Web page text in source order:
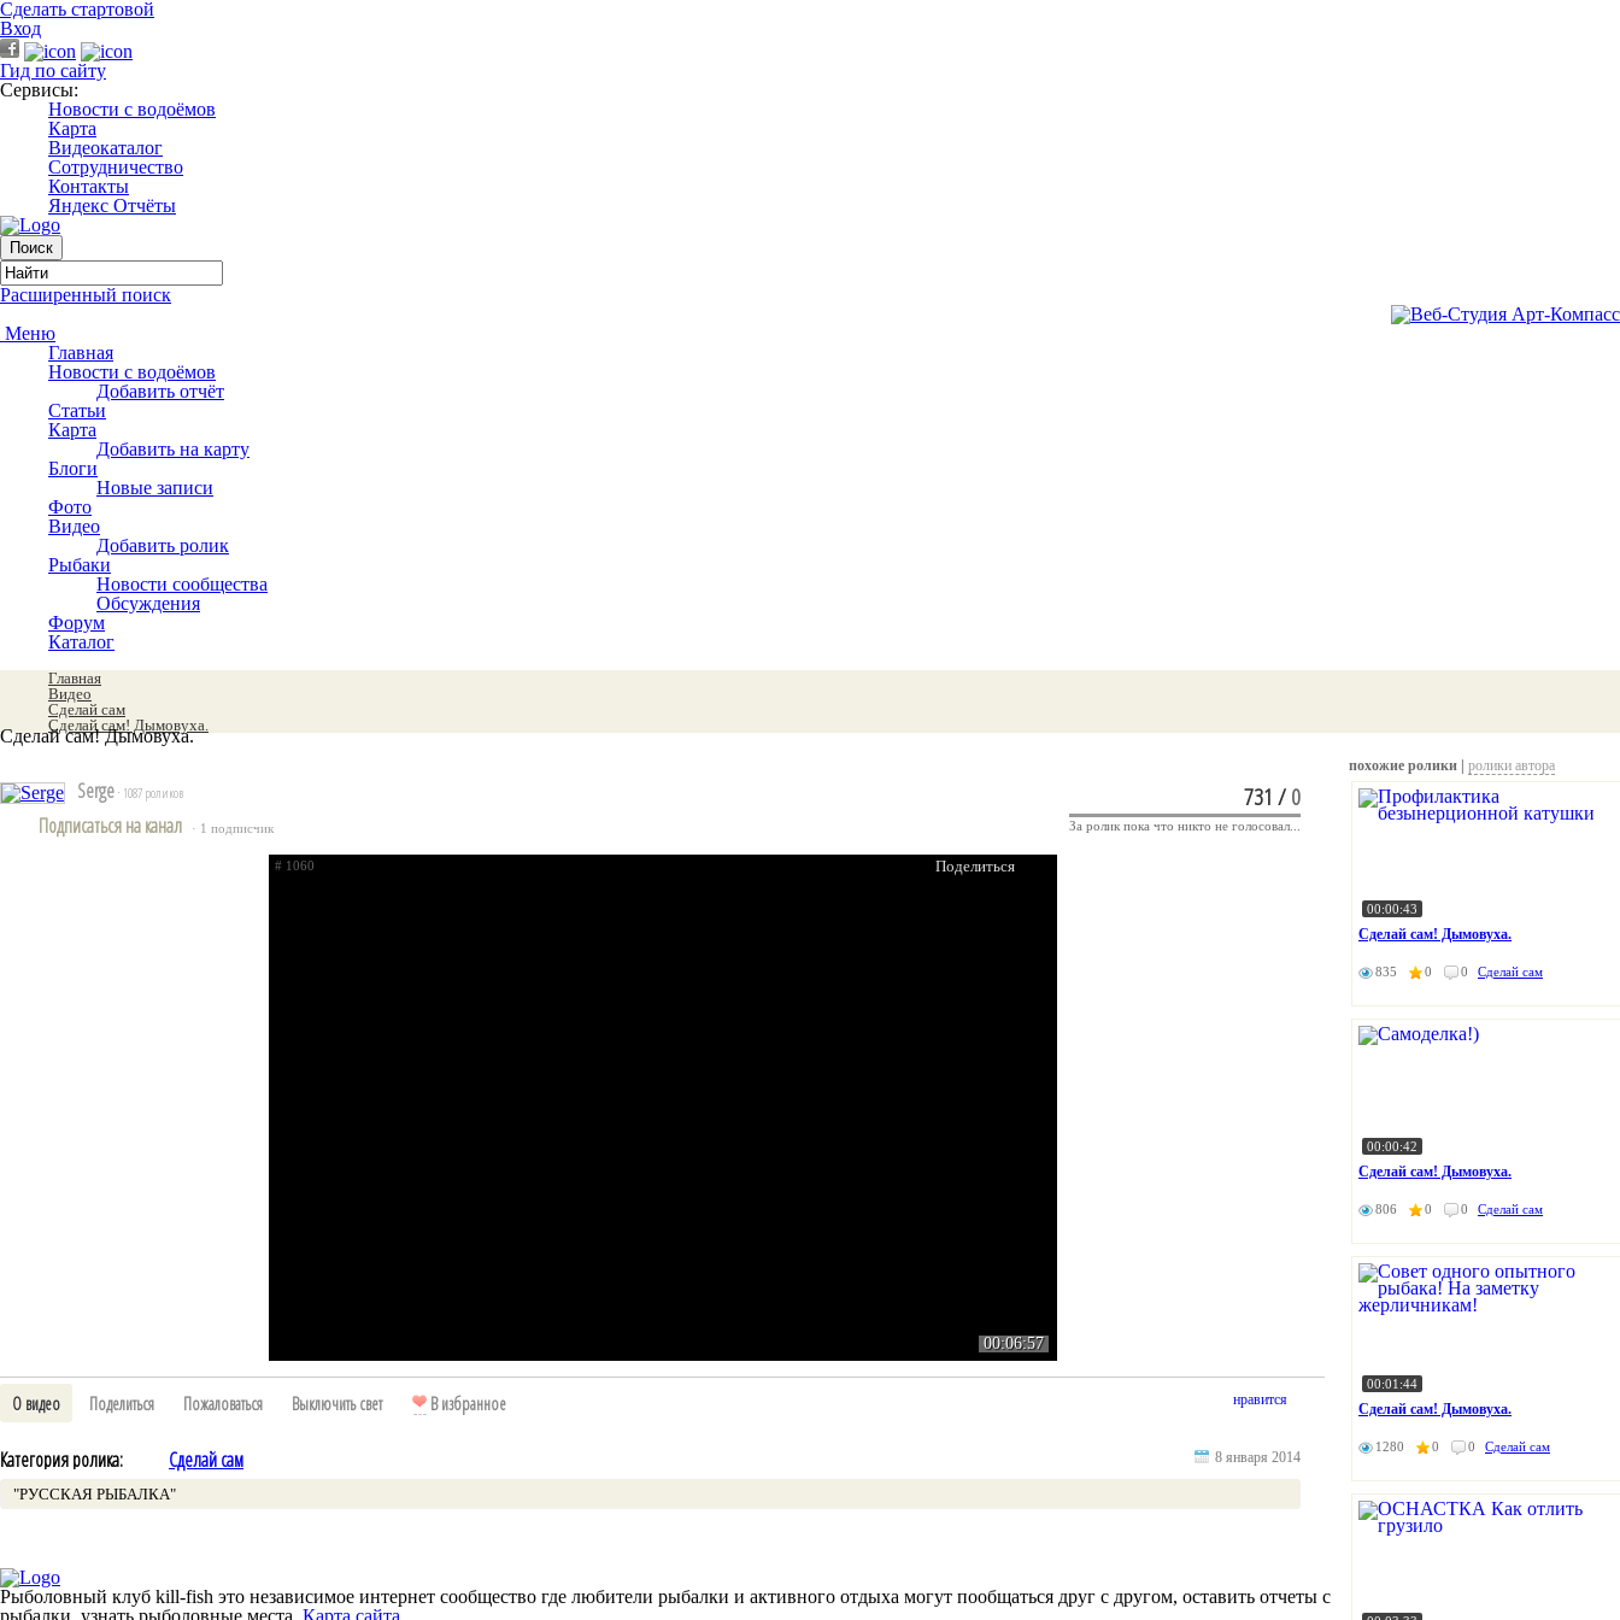
Сделать стартовой
Вход
Гид по сайту
Сервисы:
Новости с водоёмов
Карта
Видеокаталог
Сотрудничество
Контакты
Яндекс Отчёты
Расширенный поиск
Меню
Главная
Новости с водоёмов
Добавить отчёт
Статьи
Карта
Добавить на карту
Блоги
Новые записи
Фото
Видео
Добавить ролик
Рыбаки
Новости сообщества
Обсуждения
Форум
Каталог
Главная
Видео
Сделай сам
Сделай сам! Дымовуха.
Сделай сам! Дымовуха.
Serge · 1087 роликов
Подписаться на канал · 1 подписчик
# 1060
00:06:57
Поделиться
731 /0
За ролик пока что никто не голосовал...
нравится
О видео Поделиться Пожаловаться Выключить свет В избранное
Категория ролика: Сделай сам
"РУССКАЯ РЫБАЛКА"
8 января 2014
похожие ролики | ролики автора
00:00:43
Сделай сам! Дымовуха.
835 0 0 Сделай сам
00:00:42
Сделай сам! Дымовуха.
806 0 0 Сделай сам
00:01:44
Сделай сам! Дымовуха.
1280 0 0 Сделай сам
Рыболовный клуб kill-fish это независимое интернет сообщество где любители рыбалки и активного отдыха могут пообщаться друг с другом, оставить отчеты с
рыбалки, узнать рыболовные места. Карта сайта